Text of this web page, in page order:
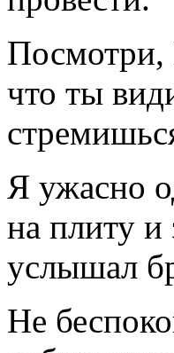
Посмотри,
что ты
Я ужасно
на плиту
услышал
Не